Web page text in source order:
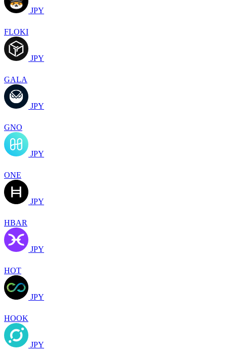
JPY
FLOKI
JPY
GALA
JPY
GNO
JPY
ONE
JPY
HBAR
JPY
HOT
JPY
HOOK
JPY